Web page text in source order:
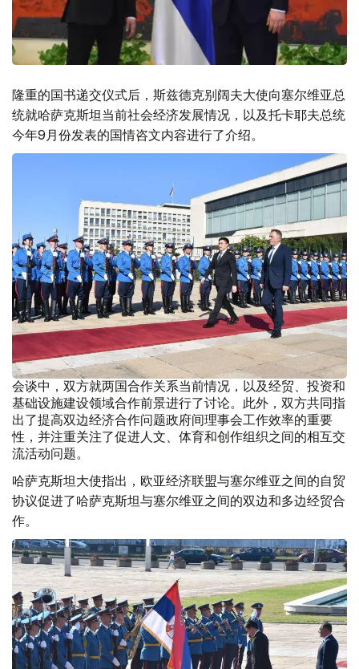
隆重的国书递交仪式后，斯兹德克别阔夫大使向塞尔维亚总
统就哈萨克斯坦当前社会经济发展情况，以及托卡耶夫总统
今年9月份发表的国情咨文内容进行了介绍。
会谈中，双方就两国合作关系当前情况，以及经贸、投资和
基础设施建设领域合作前景进行了讨论。此外，双方共同指
出了提高双边经济合作问题政府间理事会工作效率的重要
性，并注重关注了促进人文、体育和创作组织之间的相互交
流活动问题。
哈萨克斯坦大使指出，欧亚经济联盟与塞尔维亚之间的自贸
协议促进了哈萨克斯坦与塞尔维亚之间的双边和多边经贸合
作。